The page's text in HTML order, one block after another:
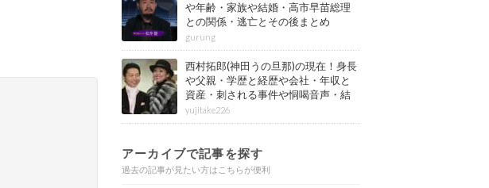
や年齢・家族や結婚・高市早苗総理
との関係・逃亡とその後まとめ
gurung
西村拓郎(神田うの旦那)の現在！身長
や父親・学歴と経歴や会社・年収と
資産・刺される事件や恫喝音声・結
婚と子供や自宅・脳梗塞の病気もま
とめ
yujitake226
アーカイブで記事を探す
過去の記事が見たい方はこちらが便利